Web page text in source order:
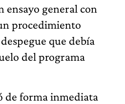
ensayo general con
procedimiento
que debía
del programa
de forma inmediata